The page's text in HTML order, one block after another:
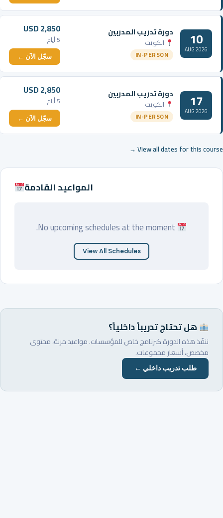
10
AUG 2026
دورة تدريب المدربين
الكويت
IN-PERSON
USD 2,850
5 أيام
سجّل الآن ←
17
AUG 2026
دورة تدريب المدربين
الكويت
IN-PERSON
USD 2,850
5 أيام
سجّل الآن ←
View all dates for this course →
المواعيد القادمة
View All Schedules
هل تحتاج تدريباً داخلياً؟
ننفّذ هذه الدورة كبرنامج خاص للمؤسسات. مواعيد مرنة، محتوى
مخصص، أسعار مجموعات.
طلب تدريب داخلي ←